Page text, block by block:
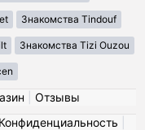
Знакомства Tindouf
Знакомства Tizi Ouzou
Отзывы
Конфиденциальность